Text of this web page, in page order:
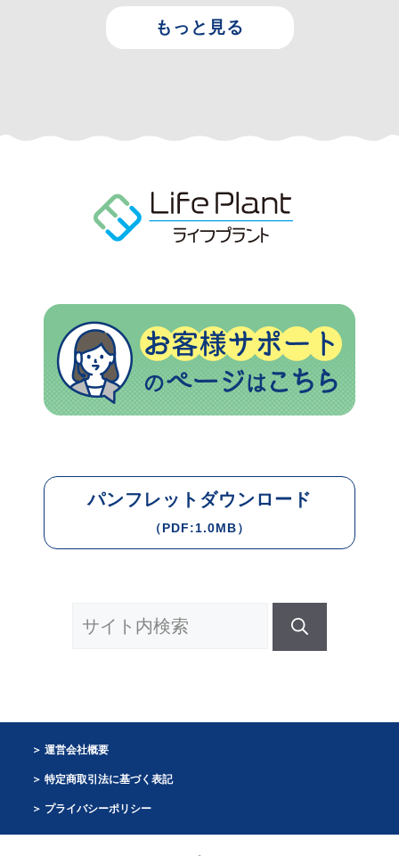
もっと見る
パンフレットダウンロード
（PDF:1.0MB）
検
索:
運営会社概要
特定商取引法に基づく表記
プライバシーポリシー